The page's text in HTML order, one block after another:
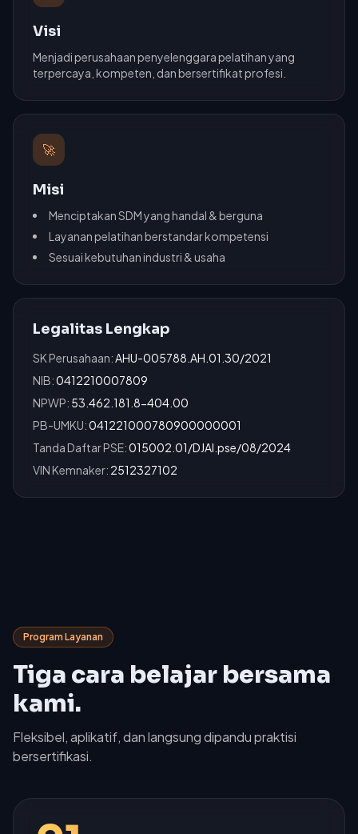
Visi
Menjadi perusahaan penyelenggara pelatihan yang
terpercaya, kompeten, dan bersertifikat profesi.
🚀
Misi
Menciptakan SDM yang handal & berguna
Layanan pelatihan berstandar kompetensi
Sesuai kebutuhan industri & usaha
Legalitas Lengkap
SK Perusahaan:AHU-005788.AH.01.30/2021
NIB:0412210007809
NPWP: 53.462.181.8-404.00
PB-UMKU:041221000780900000001
Tanda Daftar PSE:015002.01/DJAI.pse/08/2024
VIN Kemnaker: 2512327102
Program Layanan
Tiga cara belajar bersama
kami.
Fleksibel, aplikatif, dan langsung dipandu praktisi
bersertifikasi.